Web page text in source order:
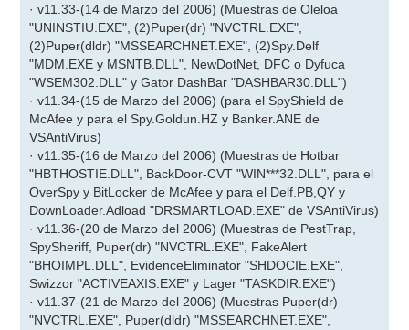
· v11.33-(14 de Marzo del 2006) (Muestras de Oleloa
"UNINSTIU.EXE", (2)Puper(dr) "NVCTRL.EXE",
(2)Puper(dldr) "MSSEARCHNET.EXE", (2)Spy.Delf
"MDM.EXE y MSNTB.DLL", NewDotNet, DFC o Dyfuca
"WSEM302.DLL" y Gator DashBar "DASHBAR30.DLL")
· v11.34-(15 de Marzo del 2006) (para el SpyShield de
McAfee y para el Spy.Goldun.HZ y Banker.ANE de
VSAntiVirus)
· v11.35-(16 de Marzo del 2006) (Muestras de Hotbar
"HBTHOSTIE.DLL", BackDoor-CVT "WIN***32.DLL", para el
OverSpy y BitLocker de McAfee y para el Delf.PB,QY y
DownLoader.Adload "DRSMARTLOAD.EXE" de VSAntiVirus)
· v11.36-(20 de Marzo del 2006) (Muestras de PestTrap,
SpySheriff, Puper(dr) "NVCTRL.EXE", FakeAlert
"BHOIMPL.DLL", EvidenceEliminator "SHDOCIE.EXE",
Swizzor "ACTIVEAXIS.EXE" y Lager "TASKDIR.EXE")
· v11.37-(21 de Marzo del 2006) (Muestras Puper(dr)
"NVCTRL.EXE", Puper(dldr) "MSSEARCHNET.EXE",